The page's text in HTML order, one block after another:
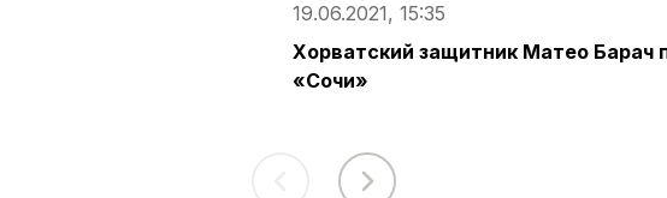
19.06.2021, 15:35
Хорватский защитник Матео Барач
«Сочи»